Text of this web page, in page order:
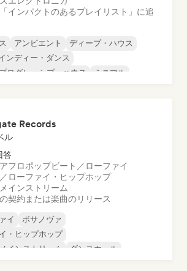
インパクトのあるプレイリスト」に追
アンビエント
ディープ・ハウス
ンディー・ダンス
ログレッシブ・ハウス
ミニマル
Records
ル
答
フロポップビート／ローファイ
ローファイ・ヒップホップ
インストリーム
契約または楽曲のリリース
イ
ボサノヴァ
・ヒップホップ
インストリーム
ダンスホール